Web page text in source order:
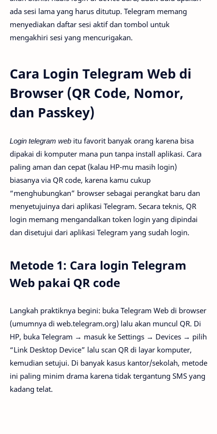
ada sesi lama yang harus ditutup. Telegram memang
menyediakan daftar sesi aktif dan tombol untuk
mengakhiri sesi yang mencurigakan.
Cara Login Telegram Web di
Browser (QR Code, Nomor,
dan Passkey)
Login telegram web itu favorit banyak orang karena bisa
dipakai di komputer mana pun tanpa install aplikasi. Cara
paling aman dan cepat (kalau HP-mu masih login)
biasanya via QR code, karena kamu cukup
“menghubungkan” browser sebagai perangkat baru dan
menyetujuinya dari aplikasi Telegram. Secara teknis, QR
login memang mengandalkan token login yang dipindai
dan disetujui dari aplikasi Telegram yang sudah login.
Metode 1: Cara login Telegram
Web pakai QR code
Langkah praktiknya begini: buka Telegram Web di browser
(umumnya di web.telegram.org) lalu akan muncul QR. Di
HP, buka Telegram → masuk ke Settings → Devices → pilih
“Link Desktop Device” lalu scan QR di layar komputer,
kemudian setujui. Di banyak kasus kantor/sekolah, metode
ini paling minim drama karena tidak tergantung SMS yang
kadang telat.